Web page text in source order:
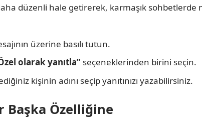
düzenli hale getirerek, karmaşık sohbetlerde
üzerine basılı tutun.
olarak yanıtla” seçeneklerinden birini seçin.
kişinin adını seçip yanıtınızı yazabilirsiniz.
Başka Özelliğine